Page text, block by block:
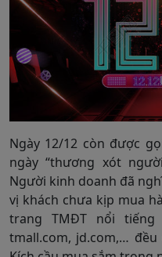
Ngày 12/12 còn được
ngày “thương xót
Người kinh doanh đã
vị khách chưa kịp mua
trang TMĐT nổi tiếng
tmall.com, jd.com,…